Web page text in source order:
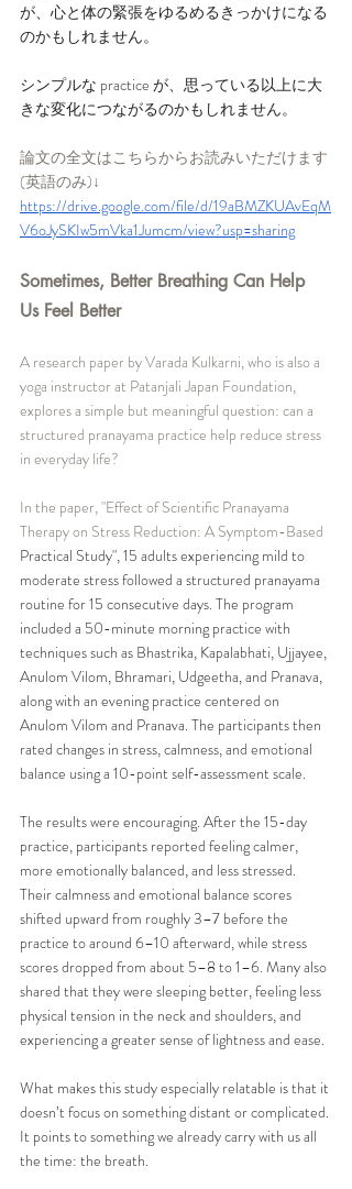
が、心と体の緊張をゆるめるきっかけになる
のかもしれません。
シンプルな practice が、思っている以上に大
きな変化につながるのかもしれません。
論文の全文はこちらからお読みいただけます
(英語のみ)↓
https://drive.google.com/file/d/19aBMZKUAvEqM
V6oJySKIw5mVka1Jumcm/view?usp=sharing
Sometimes, Better Breathing Can Help
Us Feel Better
A research paper by Varada Kulkarni, who is also a
yoga instructor at Patanjali Japan Foundation,
explores a simple but meaningful question: can a
structured pranayama practice help reduce stress
in everyday life?
In the paper, "Effect of Scientific Pranayama
Therapy on Stress Reduction: A Symptom-Based
Practical Study", 15 adults experiencing mild to
moderate stress followed a structured pranayama
routine for 15 consecutive days. The program
included a 50-minute morning practice with
techniques such as Bhastrika, Kapalabhati, Ujjayee,
Anulom Vilom, Bhramari, Udgeetha, and Pranava,
along with an evening practice centered on
Anulom Vilom and Pranava. The participants then
rated changes in stress, calmness, and emotional
balance using a 10-point self-assessment scale.
The results were encouraging. After the 15-day
practice, participants reported feeling calmer,
more emotionally balanced, and less stressed.
Their calmness and emotional balance scores
shifted upward from roughly 3–7 before the
practice to around 6–10 afterward, while stress
scores dropped from about 5–8 to 1–6. Many also
shared that they were sleeping better, feeling less
physical tension in the neck and shoulders, and
experiencing a greater sense of lightness and ease.
What makes this study especially relatable is that it
doesn’t focus on something distant or complicated.
It points to something we already carry with us all
the time: the breath.